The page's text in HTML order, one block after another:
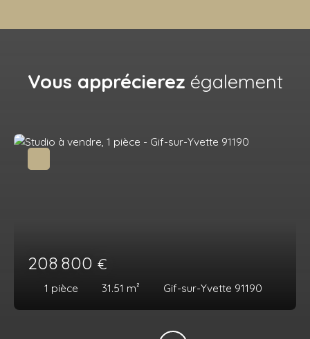
Vous apprécierez également
208 800 €
1 pièce 31.51 m² Gif-sur-Yvette 91190